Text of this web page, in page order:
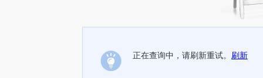
正在查询中，请刷新重试。 刷新